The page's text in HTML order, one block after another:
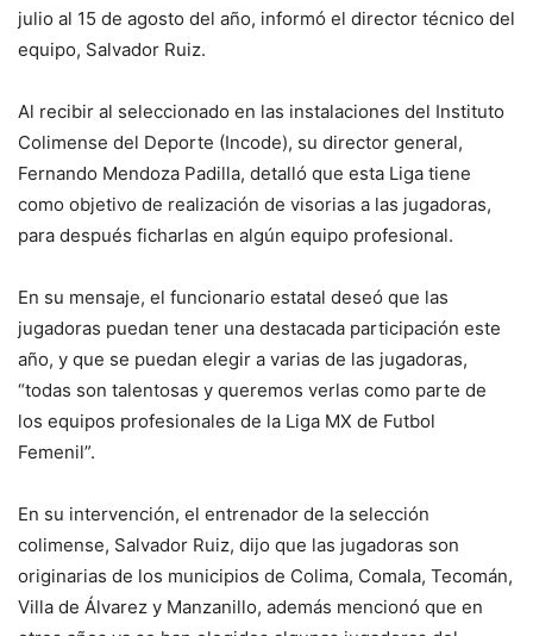
julio al 15 de agosto del año, informó el director técnico del
equipo, Salvador Ruiz.
Al recibir al seleccionado en las instalaciones del Instituto
Colimense del Deporte (Incode), su director general,
Fernando Mendoza Padilla, detalló que esta Liga tiene
como objetivo de realización de visorias a las jugadoras,
para después ficharlas en algún equipo profesional.
En su mensaje, el funcionario estatal deseó que las
jugadoras puedan tener una destacada participación este
año, y que se puedan elegir a varias de las jugadoras,
“todas son talentosas y queremos verlas como parte de
los equipos profesionales de la Liga MX de Futbol
Femenil”.
En su intervención, el entrenador de la selección
colimense, Salvador Ruiz, dijo que las jugadoras son
originarias de los municipios de Colima, Comala, Tecomán,
Villa de Álvarez y Manzanillo, además mencionó que en